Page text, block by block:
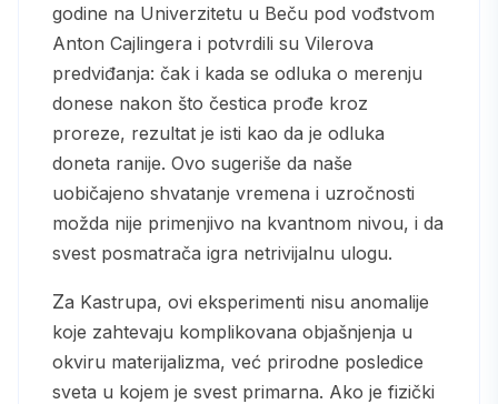
godine na Univerzitetu u Beču pod vođstvom
Anton Cajlingera i potvrdili su Vilerova
predviđanja: čak i kada se odluka o merenju
donese nakon što čestica prođe kroz
proreze, rezultat je isti kao da je odluka
doneta ranije. Ovo sugeriše da naše
uobičajeno shvatanje vremena i uzročnosti
možda nije primenjivo na kvantnom nivou, i da
svest posmatrača igra netrivijalnu ulogu.
Za Kastrupa, ovi eksperimenti nisu anomalije
koje zahtevaju komplikovana objašnjenja u
okviru materijalizma, već prirodne posledice
sveta u kojem je svest primarna. Ako je fizički